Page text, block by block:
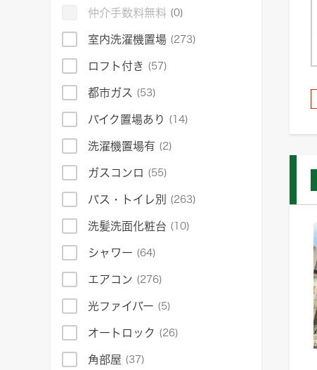
仲介手数料無料 (0)
室内洗濯機置場 (273)
ロフト付き (57)
都市ガス (53)
バイク置場あり (14)
洗濯機置場有 (2)
ガスコンロ (55)
バス・トイレ別 (263)
洗髪洗面化粧台 (10)
シャワー (64)
エアコン (276)
光ファイバー (5)
オートロック (26)
角部屋 (37)